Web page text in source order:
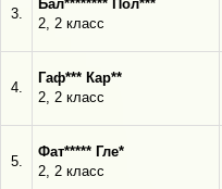
3.
Бал******** Пол***
2, 2 класс
4.
Гаф*** Кар**
2, 2 класс
5.
Фат***** Гле*
2, 2 класс